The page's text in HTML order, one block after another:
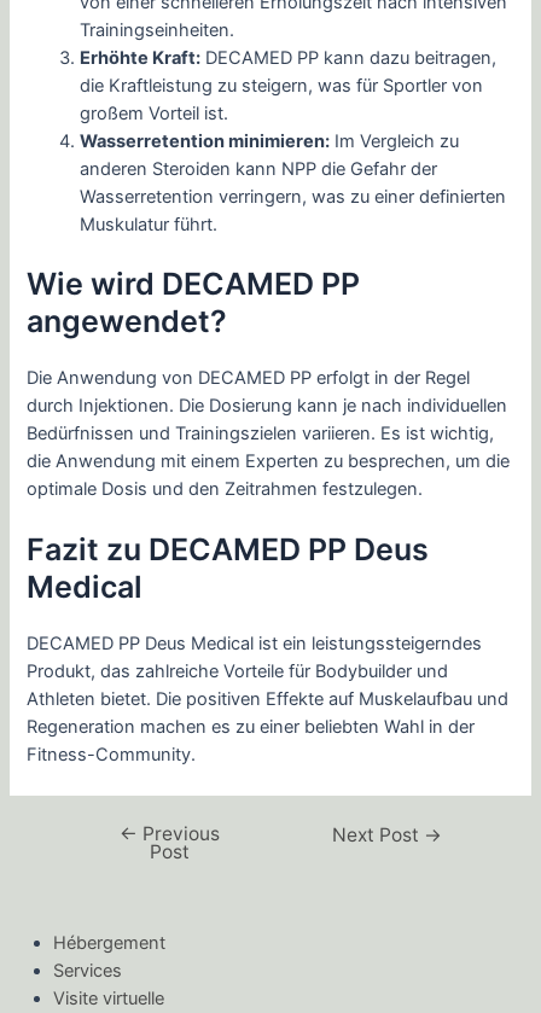
Trainingseinheiten.
Erhöhte Kraft: DECAMED PP kann dazu beitragen,
die Kraftleistung zu steigern, was für Sportler von
großem Vorteil ist.
Wasserretention minimieren: Im Vergleich zu
anderen Steroiden kann NPP die Gefahr der
Wasserretention verringern, was zu einer definierten
Muskulatur führt.
Wie wird DECAMED PP
angewendet?
Die Anwendung von DECAMED PP erfolgt in der Regel
durch Injektionen. Die Dosierung kann je nach individuellen
Bedürfnissen und Trainingszielen variieren. Es ist wichtig,
die Anwendung mit einem Experten zu besprechen, um die
optimale Dosis und den Zeitrahmen festzulegen.
Fazit zu DECAMED PP Deus
Medical
DECAMED PP Deus Medical ist ein leistungssteigerndes
Produkt, das zahlreiche Vorteile für Bodybuilder und
Athleten bietet. Die positiven Effekte auf Muskelaufbau und
Regeneration machen es zu einer beliebten Wahl in der
Fitness-Community.
← Previous
Post
Next Post →
Hébergement
Services
Visite virtuelle